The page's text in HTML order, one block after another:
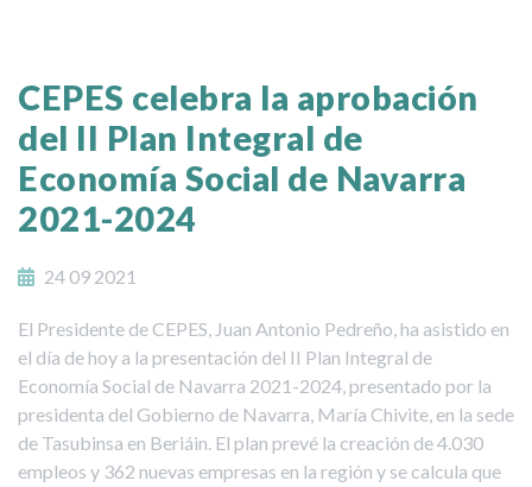
CEPES celebra la aprobación
del II Plan Integral de
Economía Social de Navarra
2021-2024
24 09 2021
El Presidente de CEPES, Juan Antonio Pedreño, ha asistido en
el día de hoy a la presentación del II Plan Integral de
Economía Social de Navarra 2021-2024, presentado por la
presidenta del Gobierno de Navarra, María Chivite, en la sede
de Tasubinsa en Beriáin. El plan prevé la creación de 4.030
empleos y 362 nuevas empresas en la región y se calcula que